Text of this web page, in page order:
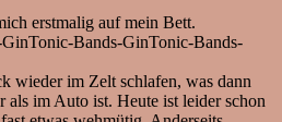
erstmalig auf mein Bett.
GinTonic-Bands-GinTonic-Bands-
wieder im Zelt schlafen, was dann
als im Auto ist. Heute ist leider schon